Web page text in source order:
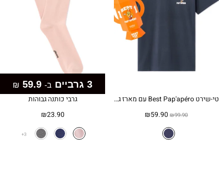
טי-שירט Best Pap'apéro עם מארז גביע – כחול נייבי
₪99.90
המחיר
היה:
₪59.90 המחיר
3 גרביים ב-59.9
₪
גרבי כותנה גבוהות
₪23.90
3